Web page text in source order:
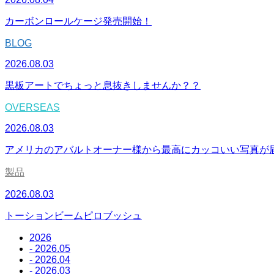
カーボンロールケージ発売開始！
BLOG
2026.08.03
黒板アートでちょっと息抜きしませんか？？
OVERSEAS
2026.08.03
アメリカのアバルトオーナー様から最高にカッコいい写真が
製品
2026.08.03
トーションビームピロブッシュ
2026
- 2026.05
- 2026.04
- 2026.03